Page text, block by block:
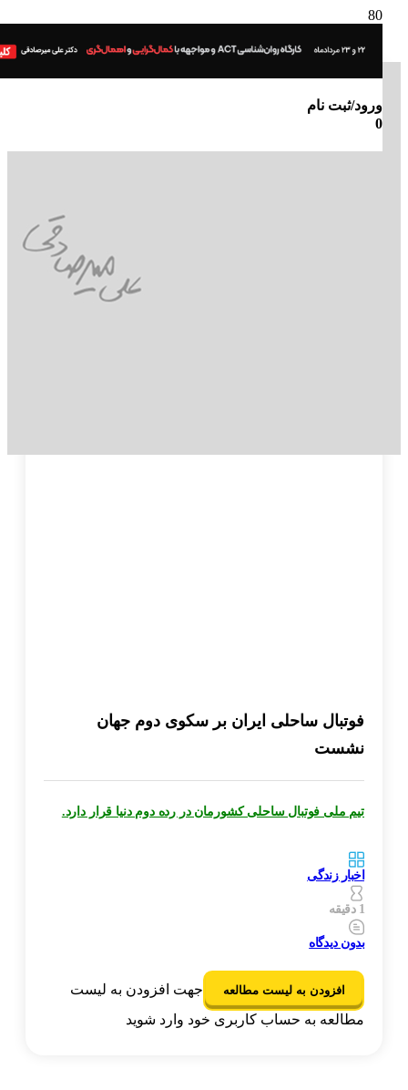
ورود/ثبت نام
فوتبال ساحلی ایران بر سکوی دوم جهان
نشست
تیم ملی فوتبال ساحلی کشورمان در رده دوم دنیا قرار دارد.
اخبار زندگی
بدون دیدگاه
افزودن به لیست مطالعه
جهت افزودن به لیست
مطالعه به حساب کاربری خود وارد شوید